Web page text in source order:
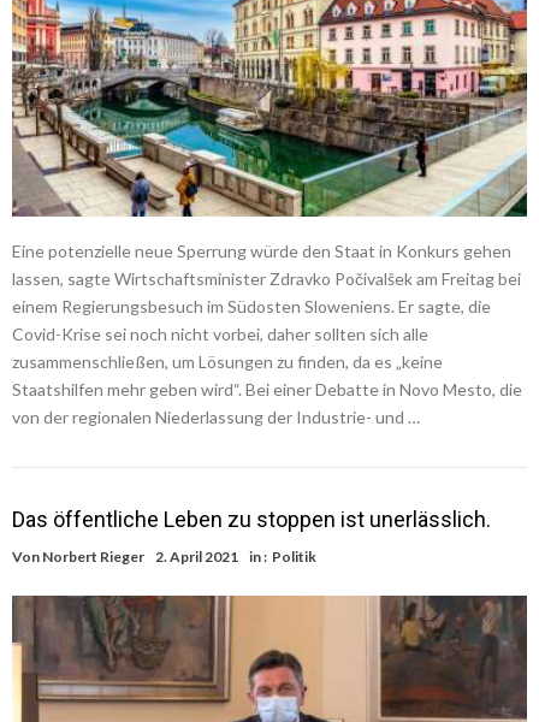
Eine potenzielle neue Sperrung würde den Staat in Konkurs gehen
lassen, sagte Wirtschaftsminister Zdravko Počivalšek am Freitag bei
einem Regierungsbesuch im Südosten Sloweniens. Er sagte, die
Covid-Krise sei noch nicht vorbei, daher sollten sich alle
zusammenschließen, um Lösungen zu finden, da es „keine
Staatshilfen mehr geben wird“. Bei einer Debatte in Novo Mesto, die
von der regionalen Niederlassung der Industrie- und …
Das öffentliche Leben zu stoppen ist unerlässlich.
Von Norbert Rieger 2. April 2021 in : Politik